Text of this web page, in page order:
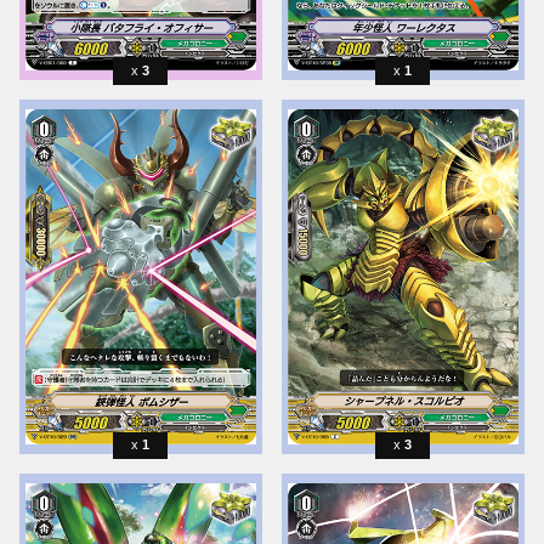
3 1
1 3